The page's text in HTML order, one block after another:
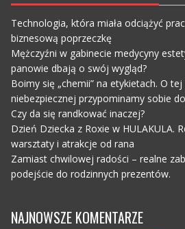
Technologia, która miała odciążyć
biznesową poprzeczkę
Mężczyźni w gabinecie medycyny
panowie dbają o swój wygląd?
Boimy się „chemii” na etykietach. O
niebezpiecznej przypominamy sobie
Czy da się randkować inaczej?
Dzień Dziecka z Roxie w HULAKULA.
warsztaty i atrakcje od rana
Zamiast chwilowej radości – realne
podejście do rodzinnych prezentów.
NAJNOWSZE KOMENTARZE